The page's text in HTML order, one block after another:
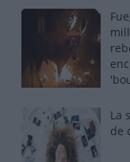
La
de